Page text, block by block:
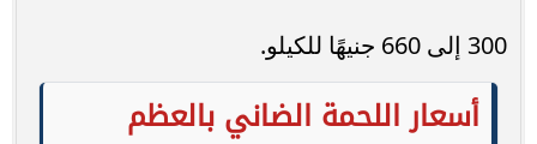
300 إلى 660 جنيهًا للكيلو.
أسعار اللحمة الضاني بالعظم